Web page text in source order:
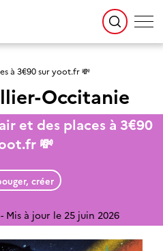
à 3€90 sur yoot.fr 💸
Occitanie
et des places à 3€90
💸
créer
Mis à jour le 25 juin 2026